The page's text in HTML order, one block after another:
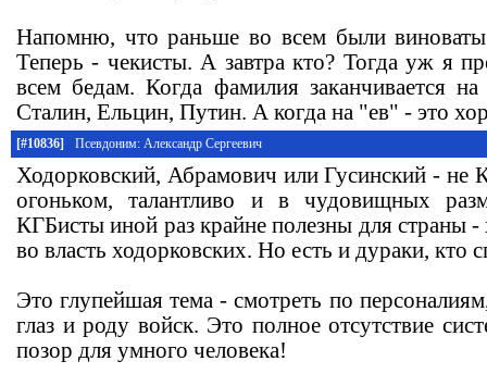
Напомню, что раньше во всем были
Теперь - чекисты. А завтра кто? Тогда уж я
всем бедам. Когда фамилия заканчивается
Сталин, Ельцин, Путин. А когда на "ев" - это
[#10836] Псевдоним: Александр Сергеевич
Ходорковский, Абрамович или Гусинский - не
огоньком, талантливо и в чудовищных
КГБисты иной раз крайне полезны для страны
во власть ходорковских. Но есть и дураки, кто
Это глупейшая тема - смотреть по
глаз и роду войск. Это полное отсутствие
позор для умного человека!